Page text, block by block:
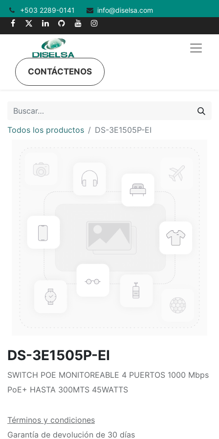
+503 2289-0141 info@diselsa.com
CONTÁCTENOS
Todos los productos DS-3E1505P-EI
DS-3E1505P-EI
SWITCH POE MONITOREABLE 4 PUERTOS 1000 Mbps
PoE+ HASTA 300MTS 45WATTS
Términos y condiciones
Garantía de devolución de 30 días